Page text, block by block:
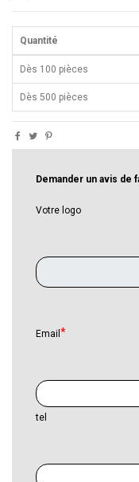
Quantité
Dès 100 pièces
Dès 500 pièces
Demander un avis de
Votre logo
Email
tel